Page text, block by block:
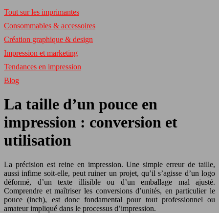
Tout sur les imprimantes
Consommables & accessoires
Création graphique & design
Impression et marketing
Tendances en impression
Blog
La taille d’un pouce en
impression : conversion et
utilisation
La précision est reine en impression. Une simple erreur de taille,
aussi infime soit-elle, peut ruiner un projet, qu’il s’agisse d’un logo
déformé, d’un texte illisible ou d’un emballage mal ajusté.
Comprendre et maîtriser les conversions d’unités, en particulier le
pouce (inch), est donc fondamental pour tout professionnel ou
amateur impliqué dans le processus d’impression.